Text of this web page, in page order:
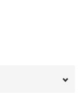
活用ください。
く質・マグネシウ